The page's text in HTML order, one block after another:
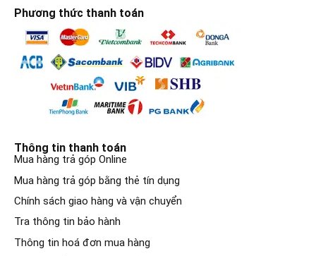
Phương thức thanh toán
Thông tin thanh toán
Mua hàng trả góp Online
Mua hàng trả góp bằng thẻ tín dụng
Chính sách giao hàng và vận chuyển
Tra thông tin bảo hành
Thông tin hoá đơn mua hàng